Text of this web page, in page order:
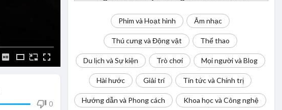
Phim và Hoạt hình Âm nhạc
Thú cưng và Động vật Thể thao
Du lịch và Sự kiện Trò chơi Mọi người và Blog
Hài hước Giải trí Tin tức và Chính trị
Hướng dẫn và Phong cách Khoa học và Công nghệ
0